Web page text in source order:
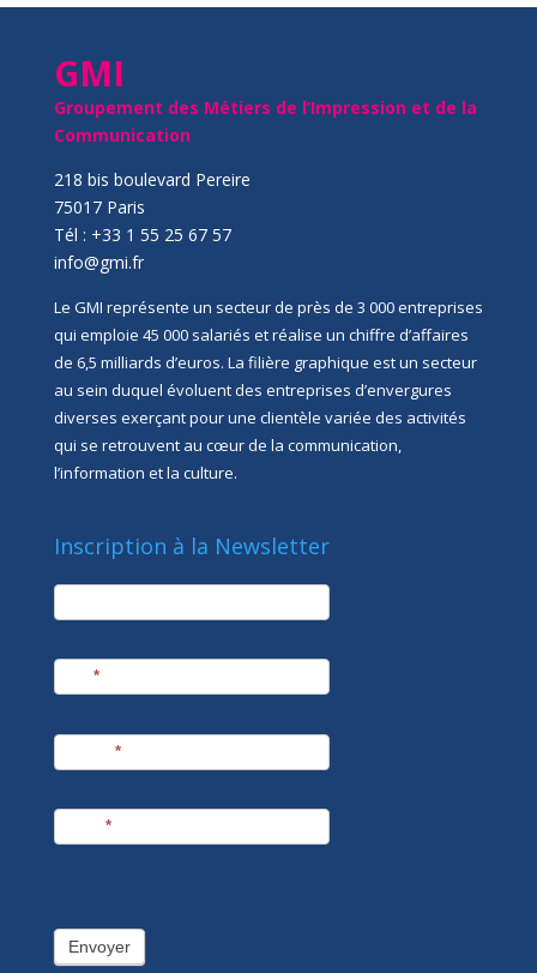
GMI
Groupement des Métiers de l’Impression et de la
Communication
218 bis boulevard Pereire
75017 Paris
Tél : +33 1 55 25 67 57
info@gmi.fr
Le GMI représente un secteur de près de 3 000 entreprises
qui emploie 45 000 salariés et réalise un chiffre d’affaires
de 6,5 milliards d’euros. La filière graphique est un secteur
au sein duquel évoluent des entreprises d’envergures
diverses exerçant pour une clientèle variée des activités
qui se retrouvent au cœur de la communication,
l’information et la culture.
Inscription à la Newsletter
newsletter
*
*
*
Envoyer